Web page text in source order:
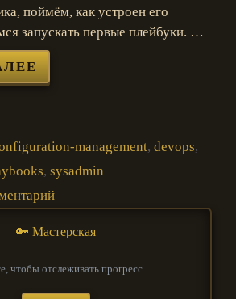
поймём, как устроен его
запускать первые плейбуки. …
management,devops,
, sysadmin
🔑 Мастерская
чтобы отслеживать прогресс.